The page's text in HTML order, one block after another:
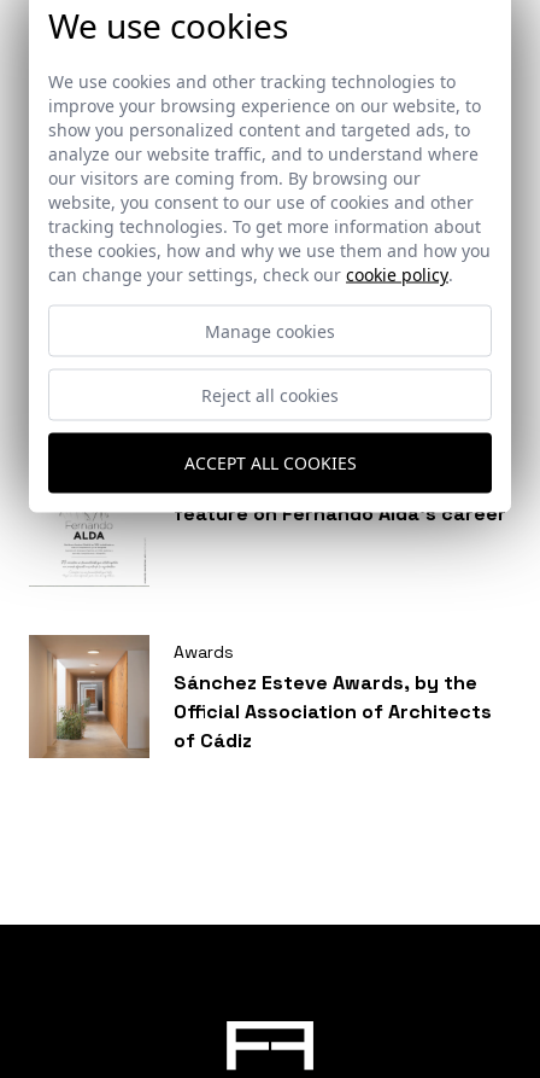
Awards
Where the irrigation channels sing
and the poplars grow: the
conversion of the former Reyes
Católicos National School in Santa
Fe into a municipal library, Santa
Fe, Granada
Brief
An in-depth feature by Fernando
Brief
ST | Architec magazine publishes a
feature on Fernando Alda’s career
Awards
Sánchez Esteve Awards, by the
Official Association of Architects
of Cádiz
We use cookies
We use cookies and other tracking technologies to
improve your browsing experience on our website, to
show you personalized content and targeted ads, to
analyze our website traffic, and to understand where
our visitors are coming from. By browsing our
website, you consent to our use of cookies and other
tracking technologies. To get more information about
these cookies, how and why we use them and how you
can change your settings, check our cookie policy.
Manage cookies
Reject all cookies
ACCEPT ALL COOKIES